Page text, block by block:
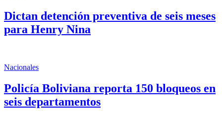
Dictan detención preventiva de seis meses
para Henry Nina
Nacionales
Policía Boliviana reporta 150 bloqueos en
seis departamentos